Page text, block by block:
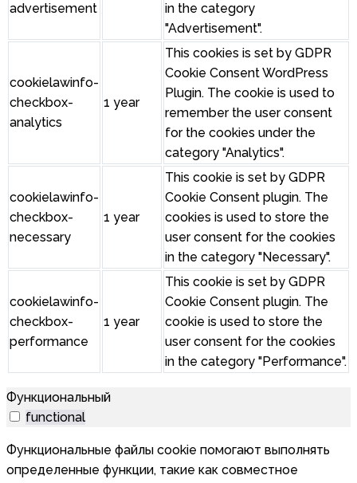
advertisement
in the category
"Advertisement".
cookielawinfo-
checkbox-
analytics
1 year
This cookies is set by GDPR
Cookie Consent WordPress
Plugin. The cookie is used to
remember the user consent
for the cookies under the
category "Analytics".
cookielawinfo-
checkbox-
necessary
1 year
This cookie is set by GDPR
Cookie Consent plugin. The
cookies is used to store the
user consent for the cookies
in the category "Necessary".
cookielawinfo-
checkbox-
performance
1 year
This cookie is set by GDPR
Cookie Consent plugin. The
cookie is used to store the
user consent for the cookies
in the category "Performance".
Функциональный
functional
Функциональные файлы cookie помогают выполнять
определенные функции, такие как совместное